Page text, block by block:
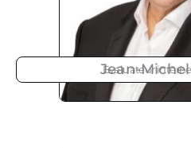
Jean-
Evaluateur